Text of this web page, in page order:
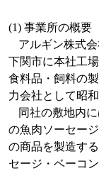
(1) 事業所の概要
アルギン株式
下関市に本社工
食料品・飼料の
力会社として昭和
同社の敷地内
の魚肉ソーセー
の商品を製造す
セージ・ベーコ